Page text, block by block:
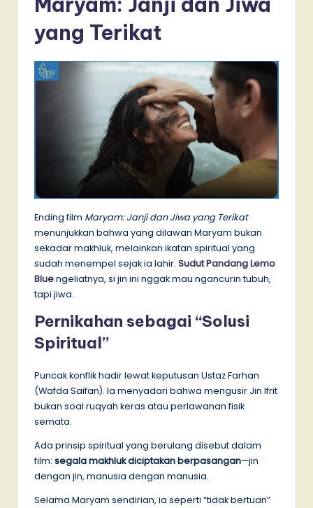
yang Terikat
Ending film Maryam: Janji dan Jiwa yang Terikat
menunjukkan bahwa yang dilawan Maryam bukan
sekadar makhluk, melainkan ikatan spiritual yang
sudah menempel sejak ia lahir. Sudut Pandang Lemo
Bluengeliatnya, si jin ini nggak mau ngancurin tubuh,
tapi jiwa.
Pernikahan sebagai “Solusi
Spiritual”
Puncak konflik hadir lewat keputusan Ustaz Farhan
(Wafda Saifan). Ia menyadari bahwa mengusir Jin Ifrit
bukan soal ruqyah keras atau perlawanan fisik
semata.
Ada prinsip spiritual yang berulang disebut dalam
film: segala makhluk diciptakan berpasangan—jin
dengan jin, manusia dengan manusia.
Selama Maryam sendirian, ia seperti “tidak bertuan”